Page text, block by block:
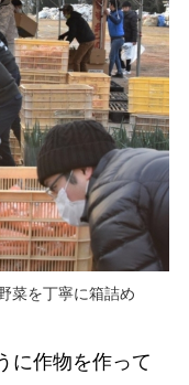
菜を丁寧に箱詰め
に作物を作って